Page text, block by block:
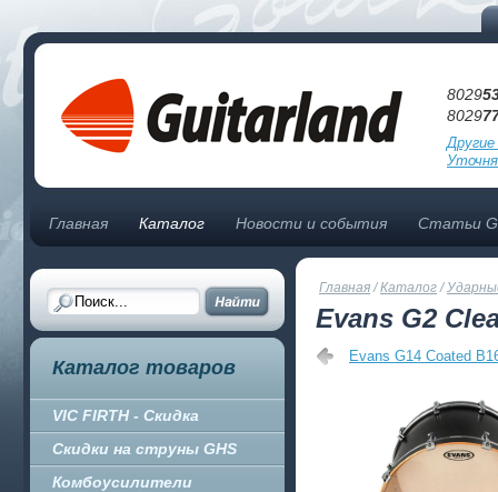
8029
8029
Главная Каталог Новости и события Статьи
Каталог товаров
VIC FIRTH - Скидка
Скидки на струны GHS
Комбоусилители
Главная/Каталог/
Evans G2
Evans G14 Coated